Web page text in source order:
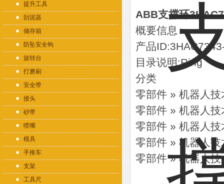
提升工具
刮泥器
储存箱
防坠安全钩
旋转台
打磨刷
安全带
接头
砂带
喷嘴
模具
手推车
支架
工具尺
ABB支撑环
概要信息
产品
目录说明:Ring
分类
零部件 » 机器人
零部件 » 机器人
零部件 » 机器人
零部件 » 机器人
零部件 » 机器人